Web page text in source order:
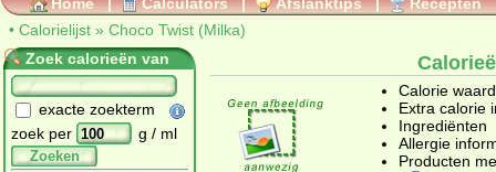
• Calorielijst » Choco Twist (Milka)
Zoek calorieën van
exacte zoekterm
zoek per
g / ml
Zoeken
Calorie
Extra calorie
Ingrediënten
Allergie
Producten